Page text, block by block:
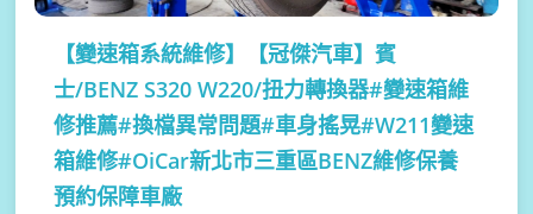
【變速箱系統維修】
【冠傑汽車】賓
士/BENZ S320 W220/扭力轉換器#變速箱維
修推薦#換檔異常問題#車身搖晃#W211變速
箱維修#OiCar新北市三重區BENZ維修保養
預約保障車廠